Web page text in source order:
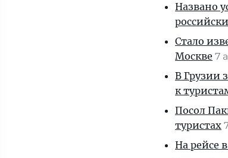
Названо
Стало
Москве 7
В Грузии
к
Посол
туристах
На рейсе